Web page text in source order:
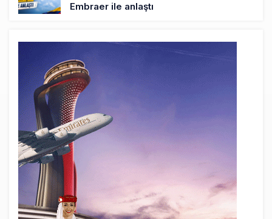
Embraer ile anlaştı
Üniversite adayı avlanma ve aldanma!
Yazıcıoğlu Kazası 19 yıl sonra sil baştan
SHGM yönetiminin hiç mi kusuru yok?